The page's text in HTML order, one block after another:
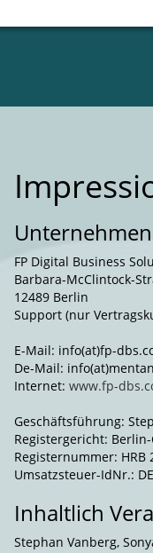
FP Digital Business
Barbara-McClintock-
12489 Berlin
Support (nur
E-Mail: info(at)fp-
De-Mail:
Internet: www.fp-
Geschäftsführung:
Registergericht:
Registernummer: HRB
Umsatzsteuer-IdNr.:
Inhaltlich
Stephan Vanberg,